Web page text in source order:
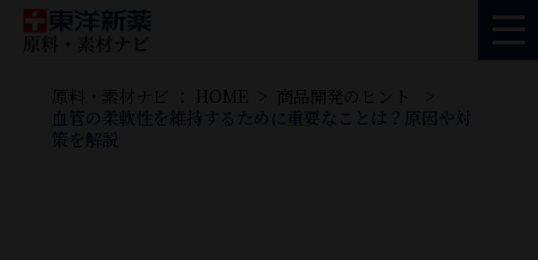
原料・素材ナビ ： HOME
商品開発のヒント
血管の柔軟性を維持するために重要なことは？原因や対
策を解説